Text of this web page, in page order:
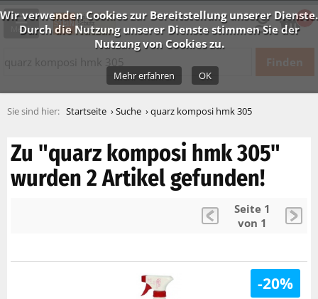
Menü
0
Startseite Suche quarz komposi hmk 305
Zu "quarz komposi hmk 305"
wurden 2 Artikel gefunden!
Seite 1
von 1
-20%
Wir verwenden Cookies zur Bereitstellung unserer Dienste.
Durch die Nutzung unserer Dienste stimmen Sie der
Nutzung von Cookies zu.
Mehr erfahren OK